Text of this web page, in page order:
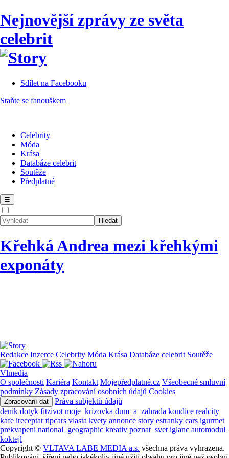
Nejnovější zprávy ze světa
celebrit
Sdílet na Facebooku
Staňte se fanouškem
Celebrity
Móda
Krása
Databáze celebrit
Soutěže
Předplatné
☰
Křehká Andrea mezi křehkými
exponáty
Redakce Inzerce Celebrity Móda Krása Databáze celebrit Soutěže
Vlmedia
O společnosti Kariéra Kontakt Mojepředplatné.cz Všeobecné smluvní
podmínky Zásady zpracování osobních údajů Cookies
Zpracování dat
Práva subjektů údajů
denik dotyk fitzivot moje_krizovka dum_a_zahrada kondice realcity
kafe ireceptartipcars vlasta kvety annonce story estranky cars igurmet
prekvapeni national_geographic kreativ poznat_svet iglanc automodul
koktejl
Copyright © VLTAVA LABE MEDIA a.s. všechna práva vyhrazena.